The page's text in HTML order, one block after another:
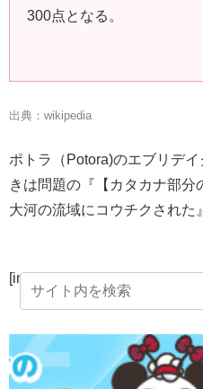
300点となる。
出典：wikipedia
ポトラ（Potora)のエブリデ
きは問題の『【カタカナ部
大河の流域にコウチクされた
[instashow]